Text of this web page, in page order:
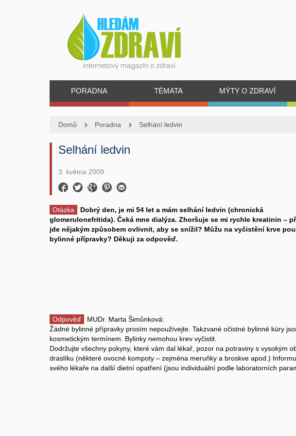
PORADNA TÉMATA MÝTY O ZDRAVÍ
Domů Poradna Selhání ledvin
Selhání ledvin
3. května 2009
Otázka
Dobrý den, je mi 54 let a mám selhání ledvin (chronická
glomerulonefritida). Čeká mne dialýza. Zhoršuje se mi rychle kreatinin –
jde nějakým způsobem ovlivnit, aby se snížil? Můžu na vyčistění krve
bylinné přípravky? Děkuji za odpověď.
Odpověď
MUDr. Marta Šimůnková:
Žádné bylinné přípravky prosím nepoužívejte. Takzvané očistné bylinné kúry
kosmetickým termínem. Bylinky nemohou krev vyčistit.
Dodržujte všechny pokyny, které vám dal lékař, pozor na potraviny s vysokým
draslíku (některé ovocné kompoty – zejména meruňky a broskve apod.)
svého lékaře na další dietní opatření (jsou individuální podle laboratorních